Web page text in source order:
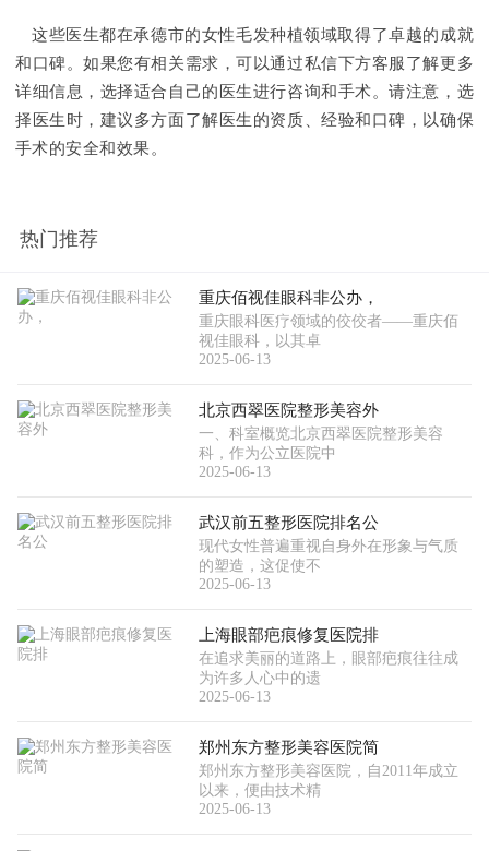
这些医生都在承德市的女性毛发种植领域取得了卓越的成就
和口碑。如果您有相关需求，可以通过私信下方客服了解更多
详细信息，选择适合自己的医生进行咨询和手术。请注意，选
择医生时，建议多方面了解医生的资质、经验和口碑，以确保
手术的安全和效果。
热门推荐
重庆佰视佳眼科非公办，
重庆眼科医疗领域的佼佼者——重庆佰
视佳眼科，以其卓
2025-06-13
北京西翠医院整形美容外
一、科室概览北京西翠医院整形美容
科，作为公立医院中
2025-06-13
武汉前五整形医院排名公
现代女性普遍重视自身外在形象与气质
的塑造，这促使不
2025-06-13
上海眼部疤痕修复医院排
在追求美丽的道路上，眼部疤痕往往成
为许多人心中的遗
2025-06-13
郑州东方整形美容医院简
郑州东方整形美容医院，自2011年成立
以来，便由技术精
2025-06-13